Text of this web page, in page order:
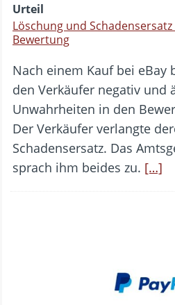
Urteil
Löschung und
Bewertung
Nach einem Kauf bei eBay
den Verkäufer negativ und
Unwahrheiten in den
Der Verkäufer verlangte
Schadensersatz. Das
sprach ihm beides zu. […]